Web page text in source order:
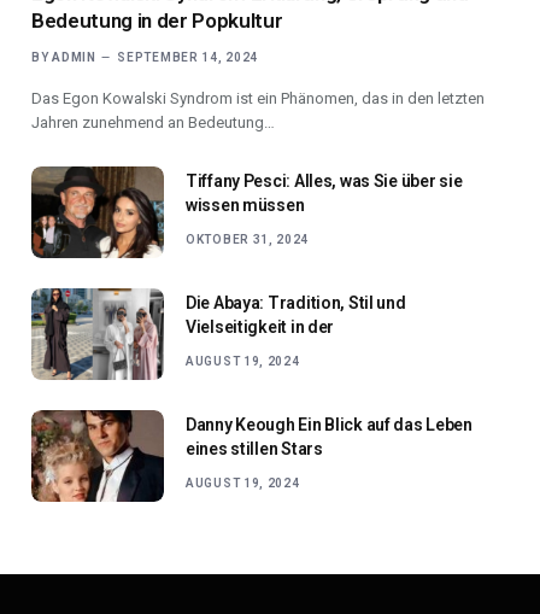
Bedeutung in der Popkultur
BY ADMIN SEPTEMBER 14, 2024
Das Egon Kowalski Syndrom ist ein Phänomen, das in den letzten
Jahren zunehmend an Bedeutung…
Tiffany Pesci: Alles, was Sie über sie
wissen müssen
OKTOBER 31, 2024
Die Abaya: Tradition, Stil und
Vielseitigkeit in der
AUGUST 19, 2024
Danny Keough Ein Blick auf das Leben
eines stillen Stars
AUGUST 19, 2024